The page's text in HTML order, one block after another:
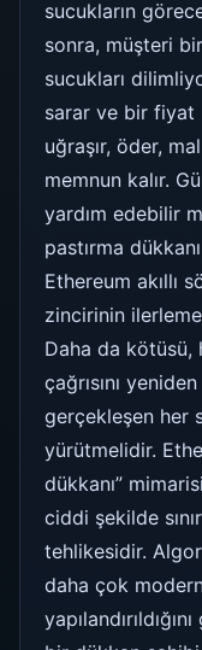
sucukların
sonra, müşteri
sucukları
sarar ve bir fiyat
uğraşır, öder,
memnun kalır.
yardım edebilir
pastırma
Ethereum akıllı
zincirinin
Daha da kötüsü,
çağrısını
gerçekleşen her
yürütmelidir.
dükkanı”
ciddi şekilde
tehlikesidir.
daha çok